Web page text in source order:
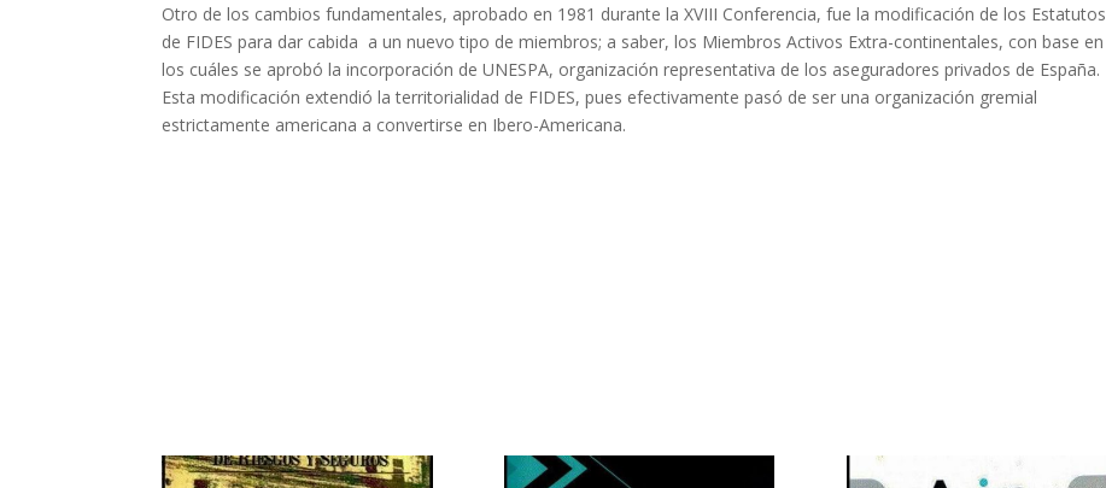
Otro de los cambios fundamentales, aprobado en 1981 durante la XVIII Conferencia, fue la modificación de los Estatutos
de FIDES para dar cabida a un nuevo tipo de miembros; a saber, los Miembros Activos Extra-continentales, con base en
los cuáles se aprobó la incorporación de UNESPA, organización representativa de los aseguradores privados de España.
Esta modificación extendió la territorialidad de FIDES, pues efectivamente pasó de ser una organización gremial
estrictamente americana a convertirse en Ibero-Americana.